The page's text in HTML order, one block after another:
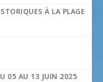
À LA PLAGE
05 AU 13 JUIN 2025